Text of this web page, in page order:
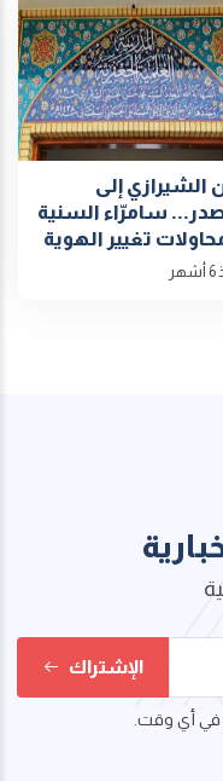
الشيرازي إلى
سامرّاء السنية
تغيير الهوية
الإشتراك
في أي وقت.